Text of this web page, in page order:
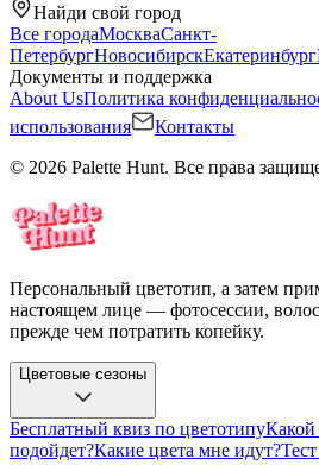
Найди свой город
Все городаМоскваСанкт-
ПетербургНовосибирскЕкатеринбург
Документы и поддержка
About UsПолитика
использования
Контакты
© 2026 Palette Hunt. Все права
Персональный цветотип, а затем
настоящем лице — фотосессии,
прежде чем потратить копейку.
Цветовые сезоны
Бесплатный квиз по цветотипуКакой
подойдет?Какие цвета мне идут?